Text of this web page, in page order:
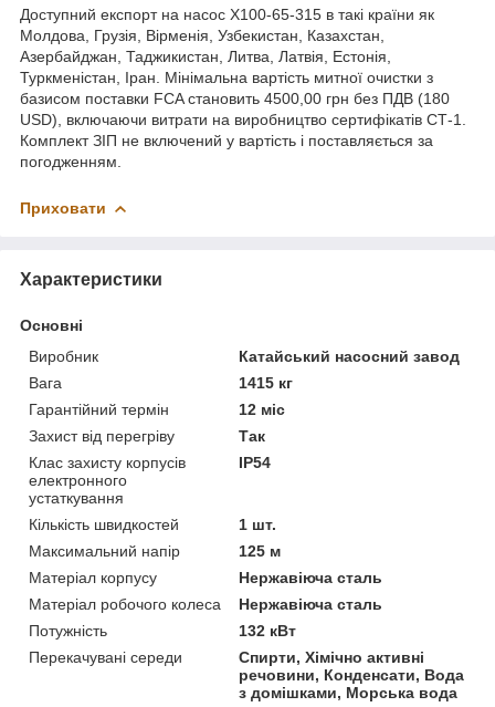
Доступний експорт на насос Х100-65-315 в такі країни як
Молдова, Грузія, Вірменія, Узбекистан, Казахстан,
Азербайджан, Таджикистан, Литва, Латвія, Естонія,
Туркменістан, Іран. Мінімальна вартість митної очистки з
базисом поставки FCA становить 4500,00 грн без ПДВ (180
USD), включаючи витрати на виробництво сертифікатів СТ-1.
Комплект ЗІП не включений у вартість і поставляється за
погодженням.
Приховати
Характеристики
Основні
Виробник
Катайський насосний завод
Вага
1415 кг
Гарантійний термін
12 міс
Захист від перегріву
Так
Клас захисту корпусів
електронного
устаткування
IP54
Кількість швидкостей
1 шт.
Максимальний напір
125 м
Матеріал корпусу
Нержавіюча сталь
Матеріал робочого колеса
Нержавіюча сталь
Потужність
132 кВт
Перекачувані середи
Спирти, Хімічно активні
речовини, Конденсати, Вода
з домішками, Морська вода